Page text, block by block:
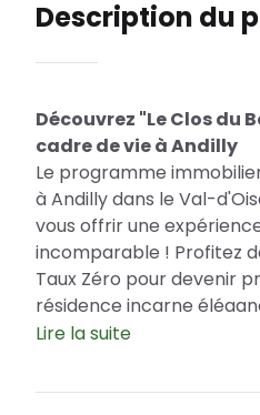
Description du
Découvrez "Le Clos du
cadre de vie à Andilly
Le programme
à Andilly dans le Val-
vous offrir une
incomparable ! Profitez
Taux Zéro pour devenir
résidence incarne
proposant divers types
Lire la suite